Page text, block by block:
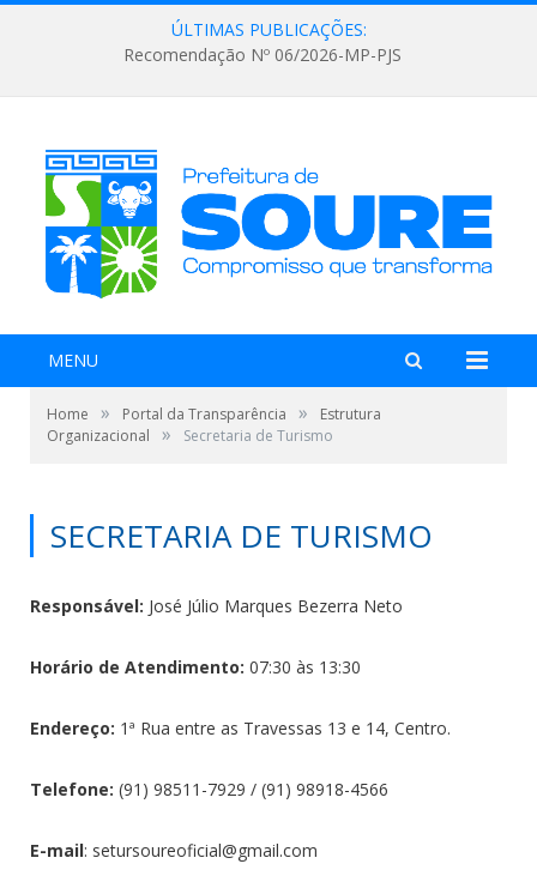
ÚLTIMAS PUBLICAÇÕES:
Recomendação Nº 06/2026-MP-PJS
MENU
Home » Portal da Transparência »
Estrutura
Organizacional
» Secretaria de Turismo
SECRETARIA DE TURISMO
Responsável: José Júlio Marques Bezerra Neto
Horário de Atendimento: 07:30 às 13:30
Endereço: 1ª Rua entre as Travessas 13 e 14, Centro.
Telefone: (91) 98511-7929 / (91) 98918-4566
E-mail: setursoureoficial@gmail.com